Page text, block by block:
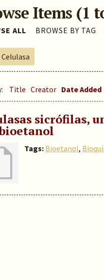
Items (1
ALL BROWSE BY TAG
Celulasa
Title Creator Date Added
sicrófilas,
Tags: Bioetanol,